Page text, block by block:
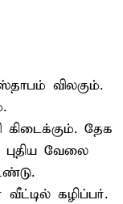
விலகும்.
கிடைக்கும். தேக
வேலை
கழிப்பர்.